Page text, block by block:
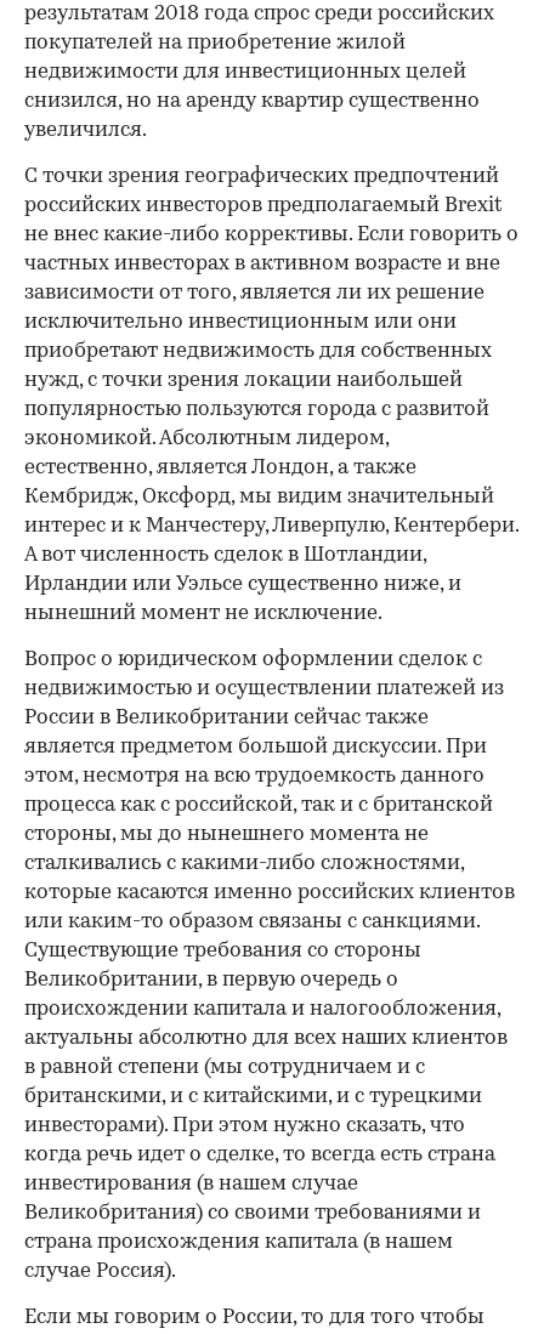
результатам 2018 года спрос среди российских
покупателей на приобретение жилой
недвижимости для инвестиционных целей
снизился, но на аренду квартир существенно
увеличился.
С точки зрения географических предпочтений
российских инвесторов предполагаемый Brexit
не внес какие-либо коррективы. Если говорить о
частных инвесторах в активном возрасте и вне
зависимости от того, является ли их решение
исключительно инвестиционным или они
приобретают недвижимость для собственных
нужд, с точки зрения локации наибольшей
популярностью пользуются города с развитой
экономикой. Абсолютным лидером,
естественно, является Лондон, а также
Кембридж, Оксфорд, мы видим значительный
интерес и к Манчестеру, Ливерпулю, Кентербери.
А вот численность сделок в Шотландии,
Ирландии или Уэльсе существенно ниже, и
нынешний момент не исключение.
Вопрос о юридическом оформлении сделок с
недвижимостью и осуществлении платежей из
России в Великобритании сейчас также
является предметом большой дискуссии. При
этом, несмотря на всю трудоемкость данного
процесса как с российской, так и с британской
стороны, мы до нынешнего момента не
сталкивались с какими-либо сложностями,
которые касаются именно российских клиентов
или каким-то образом связаны с санкциями.
Существующие требования со стороны
Великобритании, в первую очередь о
происхождении капитала и налогообложения,
актуальны абсолютно для всех наших клиентов
в равной степени (мы сотрудничаем и с
британскими, и с китайскими, и с турецкими
инвесторами). При этом нужно сказать, что
когда речь идет о сделке, то всегда есть страна
инвестирования (в нашем случае
Великобритания) со своими требованиями и
страна происхождения капитала (в нашем
случае Россия).
Если мы говорим о России, то для того чтобы